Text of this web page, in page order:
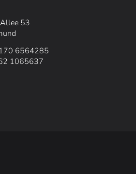
53
6564285
1065637